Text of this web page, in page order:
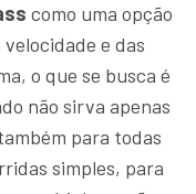
como uma opção
e das
o que se busca é
não sirva apenas
para todas
simples, para